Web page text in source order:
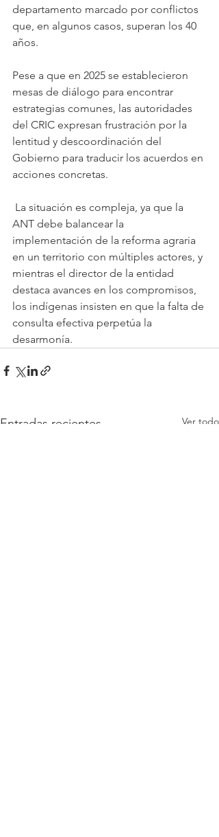
departamento marcado por conflictos
que, en algunos casos, superan los 40
años.
Pese a que en 2025 se establecieron
mesas de diálogo para encontrar
estrategias comunes, las autoridades
del CRIC expresan frustración por la
lentitud y descoordinación del
Gobierno para traducir los acuerdos en
acciones concretas.
ANT debe balancear la
implementación de la reforma agraria
en un territorio con múltiples actores, y
mientras el director de la entidad
destaca avances en los compromisos,
los indígenas insisten en que la falta de
consulta efectiva perpetúa la
desarmonía.
Entradas recientes Ver todo